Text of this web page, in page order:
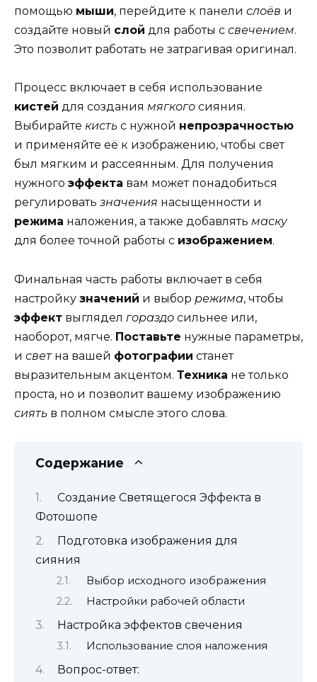
помощью мыши, перейдите к панели слоёв и
создайте новый слой для работы с свечением.
Это позволит работать не затрагивая оригинал.
Процесс включает в себя использование
кистей для создания мягкого сияния.
Выбирайте кисть с нужной непрозрачностью
и применяйте её к изображению, чтобы свет
был мягким и рассеянным. Для получения
нужного эффекта вам может понадобиться
регулировать значения насыщенности и
режима наложения, а также добавлять маску
для более точной работы с изображением.
Финальная часть работы включает в себя
настройку значений и выбор режима, чтобы
эффект выглядел гораздо сильнее или,
наоборот, мягче. Поставьте нужные параметры,
и светна вашей фотографии станет
выразительным акцентом. Техника не только
проста, но и позволит вашему изображению
сиять в полном смысле этого слова.
Содержание
Создание Светящегося Эффекта в
Фотошопе
Подготовка изображения для
сияния
Выбор исходного изображения
Настройки рабочей области
Настройка эффектов свечения
Использование слоя наложения
Вопрос-ответ: